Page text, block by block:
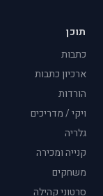
תוכן
כתבות
ארכיון כתבות
הורדות
ויקי / מדריכים
גלריה
קנייה ומכירה
משחקים
סרטוני קהילה